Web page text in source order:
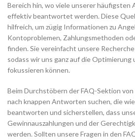
Bereich hin, wo viele unserer häufigsten
effektiv beantwortet werden. Diese
hilfreich, um zügig Informationen zu
Kontoproblemen, Zahlungsmethoden
finden. Sie vereinfacht unsere
sodass wir uns ganz auf die
fokussieren können.
Beim Durchstöbern der FAQ-Sektion
nach knappen Antworten suchen, die
beantworten und sicherstellen, dass
Gewinnauszahlungen und der
werden. Sollten unsere Fragen in den